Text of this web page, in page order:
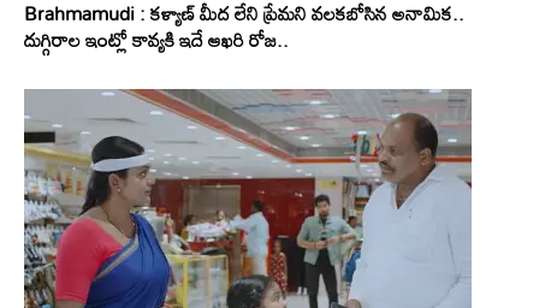
Brahmamudi : కళ్యాణ్ మీద లేని ప్రేమని వలకబోసిన అనామిక..
దుగ్గిరాల ఇంట్లో కావ్యకి ఇదే ఆఖరి రోజ..